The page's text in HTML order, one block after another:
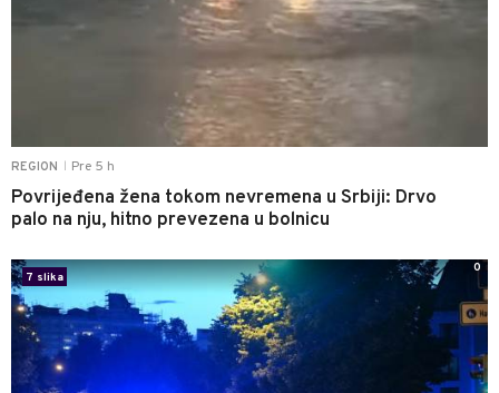
REGION Pre 5 h
Povrijeđena žena tokom nevremena u Srbiji: Drvo
palo na nju, hitno prevezena u bolnicu
7 slika
0